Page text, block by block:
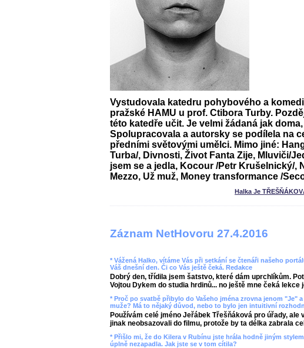
Vystudovala katedru pohybového a
pražské HAMU u prof. Ctibora Turby.
této katedře učit. Je velmi žádaná jak
Spolupracovala a autorsky se podílela na
předními světovými umělci. Mimo jiné:
Turba/, Divnosti, Život Fanta Zije, Mluviči/
jsem se a jedla, Kocour /Petr Krušelnický/,
Mezzo, Už muž, Money transformance /
Halka Je
Záznam NetHovoru 27.4.2016
* Vážená Halko, vítáme Vás při setkání se čtenáři našeho
Váš dnešní den. Či co Vás ještě čeká. Redakce
Dobrý den, třídila jsem šatstvo, které dám uprchlíkům.
Vojtou Dykem do studia hrdinů... no ještě mne čeká lekce
* Proč po svatbě přibylo do Vašeho jména zrovna jenom "Je"
muže? Má to nějaký důvod, nebo to bylo jen intuitivní
Používám celé jméno Jeřábek Třešňáková pro úřady, ale
jinak neobsazovali do filmu, protože by ta délka zabrala
* Přišlo mi, že do Kilera v Rubínu jste hrála hodně jiným
úplně nezapadla. Jak jste se v tom cítila?